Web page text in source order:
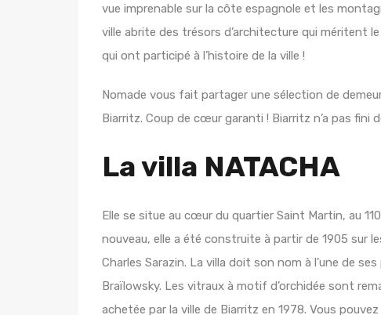
vue imprenable sur la côte espagnole et les
ville abrite des trésors d’architecture qui méritent
qui ont participé à l’histoire de la ville !
Nomade vous fait partager une sélection de
Biarritz. Coup de cœur garanti ! Biarritz n’a pas fini
La villa NATACHA
Elle se situe au cœur du quartier Saint Martin, au
nouveau, elle a été construite à partir de 1905 sur
Charles Sarazin. La villa doit son nom à l’une de
Braïlowsky. Les vitraux à motif d’orchidée sont
achetée par la ville de Biarritz en 1978. Vous